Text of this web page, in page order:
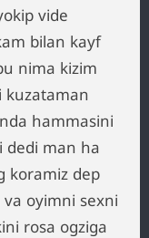
vide
bilan kayf
nima kizim
kuzataman
hammasini
dedi man ha
koramiz dep
oyimni sexni
rosa ogziga